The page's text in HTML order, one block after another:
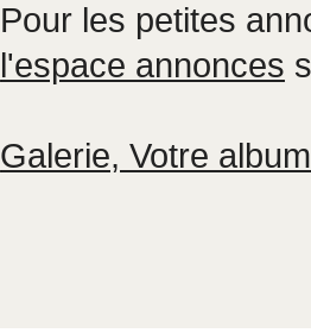
Pour les petites
l'espace annonces
Galerie, Votre